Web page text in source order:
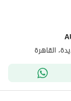
القاهرة